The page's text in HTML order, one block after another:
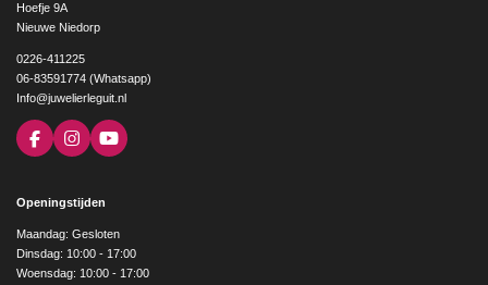
Hoefje 9A
Nieuwe Niedorp
0226-411225
06-83591774 (Whatsapp)
Info@juwelierleguit.nl
F
a
b
o
k
I
n
a
g
r
a
m
Y
o
e
Openingstijden
Maandag: Gesloten
Dinsdag: 10:00 - 17:00
Woensdag: 10:00 - 17:00